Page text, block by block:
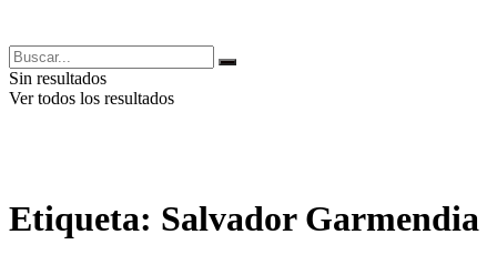
Sin resultados
Ver todos los resultados
Etiqueta: Salvador Garmendia